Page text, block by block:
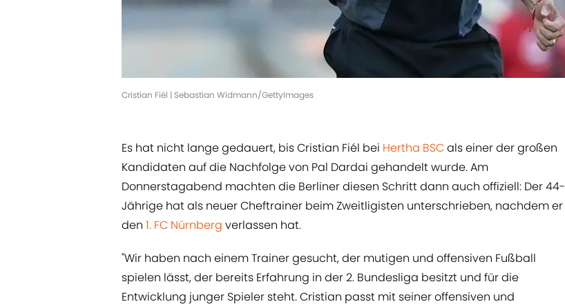
Cristian Fiél | Sebastian Widmann/GettyImages
Es hat nicht lange gedauert, bis Cristian Fiél bei Hertha BSCals einer der großen
Kandidaten auf die Nachfolge von Pal Dardai gehandelt wurde. Am
Donnerstagabend machten die Berliner diesen Schritt dann auch offiziell: Der 44-
Jährige hat als neuer Cheftrainer beim Zweitligisten unterschrieben, nachdem er
den 1. FC Nürnberg verlassen hat.
"Wir haben nach einem Trainer gesucht, der mutigen und offensiven Fußball
spielen lässt, der bereits Erfahrung in der 2. Bundesliga besitzt und für die
Entwicklung junger Spieler steht. Cristian passt mit seiner offensiven und